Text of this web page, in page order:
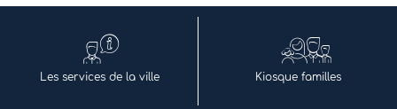
Les services de la ville Kiosque familles